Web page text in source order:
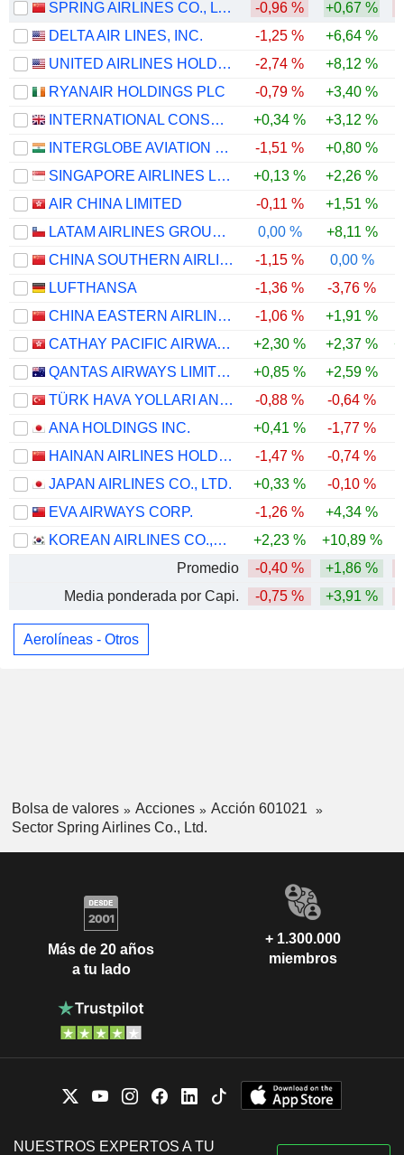
SPRING AIRLINES CO., LTD. -0,96 % +0,67 %
DELTA AIR LINES, INC.
-1,25 % +6,64 %
UNITED AIRLINES HOLDINGS, INC.
-2,74 % +8,12 %
RYANAIR HOLDINGS PLC
-0,79 % +3,40 %
INTERNATIONAL CONSOLIDATED AIRLINES GROUP, S.A.
+0,34 % +3,12 %
INTERGLOBE AVIATION LIMITED
-1,51 % +0,80 %
SINGAPORE AIRLINES LIMITED
+0,13 % +2,26 %
AIR CHINA LIMITED
-0,11 % +1,51 %
LATAM AIRLINES GROUP S.A.
0,00 % +8,11 %
CHINA SOUTHERN AIRLINES COMPANY LIMITED
-1,15 % 0,00 %
LUFTHANSA
-1,36 % -3,76 %
CHINA EASTERN AIRLINES CORPORATION LIMITED
-1,06 % +1,91 %
CATHAY PACIFIC AIRWAYS LIMITED
+2,30 % +2,37 %
QANTAS AIRWAYS LIMITED
+0,85 % +2,59 %
TÜRK HAVA YOLLARI ANONIM ORTAKLIGI
-0,88 % -0,64 %
ANA HOLDINGS INC.
+0,41 % -1,77 %
HAINAN AIRLINES HOLDING CO., LTD.
-1,47 % -0,74 %
JAPAN AIRLINES CO., LTD.
+0,33 % -0,10 %
EVA AIRWAYS CORP.
-1,26 % +4,34 %
KOREAN AIRLINES CO.,LTD.
+2,23 % +10,89 %
Promedio
-0,40 % +1,86 %
Media ponderada por Capi.
-0,75 % +3,91 %
Aerolíneas - Otros
Bolsa de valores Acciones
Acción 601021
Sector Spring Airlines Co., Ltd.
Más de 20 años
a tu lado
+ 1.300.000
miembros
NUESTROS EXPERTOS A TU